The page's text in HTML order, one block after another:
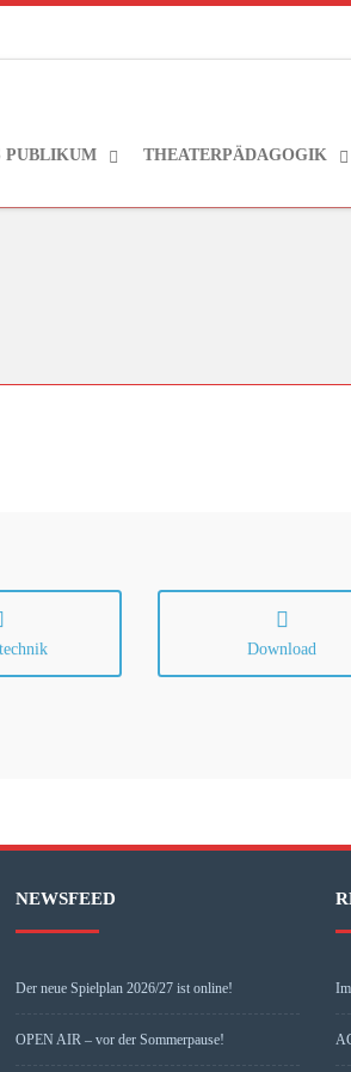
PUBLIKUM THEATERPÄDAGOGIK
Download
NEWSFEED
Der neue Spielplan 2026/27 ist online!
OPEN AIR – vor der Sommerpause!